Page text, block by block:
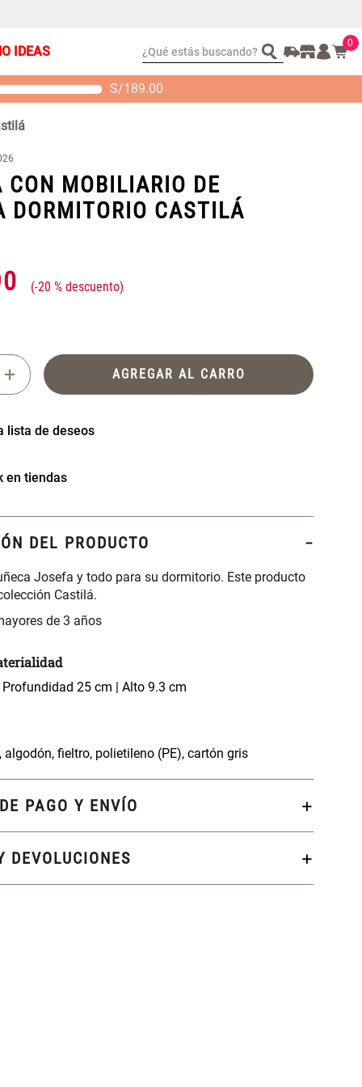
IDEAS ¿Qué estás buscando? 0
S/189.00
CON MOBILIARIO DE
DORMITORIO CASTILÁ
-20 %
+ AGREGAR AL CARRO
en tiendas
DEL PRODUCTO
Josefa y todo para su dormitorio. Este producto
Castilá.
de 3 años
25 cm | Alto 9.3 cm
algodón, fieltro, polietileno (PE), cartón gris
PAGO Y ENVÍO
DEVOLUCIONES
2 Almohadas
Set Sábanas Algodón